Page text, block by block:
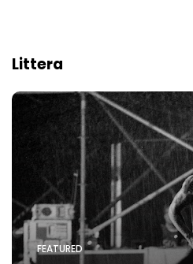
Littera
FEATURED